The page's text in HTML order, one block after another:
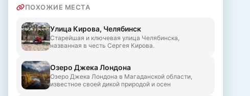
ПОХОЖИЕ МЕСТА
Улица Кирова, Челябинск
Старейшая и ключевая улица Челябинска,
названная в честь Сергея Кирова.
Озеро Джека Лондона
Озеро Джека Лондона в Магаданской области,
известное своей дикой природой и осен